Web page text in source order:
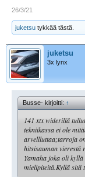
26/3/21
juketsu tykkää tästä.
juketsu
3x lynx
Busse- kirjoitti:↑
141 xtx widerillä
tekniikassa ei ole
arvellluttaa;tarroja
hitsisauman vierestä
Yamaha joka oli
mielipiteitä.Kyllä sitä